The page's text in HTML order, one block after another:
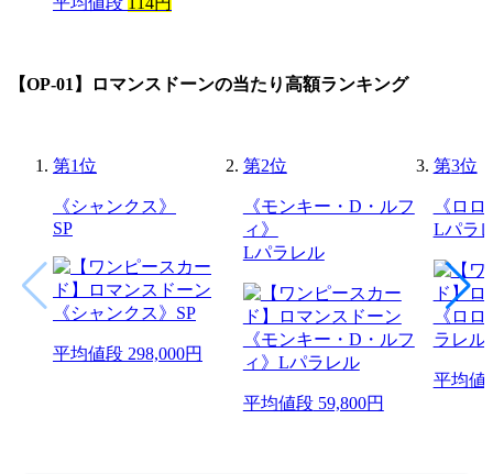
【OP-01】ロマンスドーンの当たり高額ランキング
第1位
《シャンクス》
SP
平均値段 298,000円
第2位
《モンキー・D・ルフ
ィ》
Lパラレル
平均値段59,800円
第3位
《ロ
Lパラ
平均値